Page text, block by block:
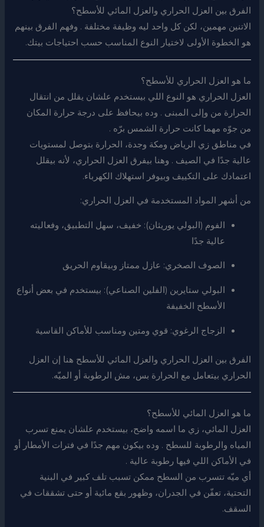
الفرق بين العزل الحراري والعزل المائي للأسطح؟
الاتنين مهمين، لكن كل واحد ليه وظيفة مختلفة . وفهم الفرق بينهم
هو الخطوة الأولى لاختيار النوع المناسب حسب احتياجات بيتك.
ما هو العزل الحراري للأسطح؟
العزل الحراري هو النوع اللي بيستخدم علشان يقلل من انتقال
الحرارة من وإلى المبنى . وده بيحافظ على درجة حرارة المكان
من جوّه مهما كانت حرارة الشمس برّه .
في مناطق زي الرياض ومكة وجدة، الحرارة بتوصل لمستويات
عالية جدًا في الصيف . وهنا بيفرق العزل الحراري، لأنه بيقلل
اعتمادك على التكييف وبيوفر استهلاك الكهرباء.
من أشهر المواد المستخدمة في العزل الحراري:
الفوم (البولي يوريثان): خفيف، سهل التطبيق، وفعاليته
عالية جدًا
الصوف الصخري: عازل ممتاز وبيقاوم الحريق
البولي ستايرين (الفلين الصناعي): بيستخدم في بعض أنواع
الأسطح الخفيفة
الزجاج الرغوي: قوي ومتين ومناسب للأماكن القاسية
الفرق بين العزل الحراري والعزل المائي للأسطح هنا إن العزل
الحراري بيتعامل مع الحرارة بس، مش الرطوبة أو الميّه.
ما هو العزل المائي للأسطح؟
العزل المائي، زي ما اسمه واضح، بيستخدم علشان يمنع تسرب
المياه والرطوبة للسطح . وده بيكون مهم جدًا في فترات الأمطار أو
في الأماكن اللي فيها رطوبة عالية .
أي ميّه تتسرب من السطح ممكن تسبب تلف كبير في البنية
التحتية، تعفّن في الجدران، وظهور بقع مائية أو حتى تشققات في
السقف.